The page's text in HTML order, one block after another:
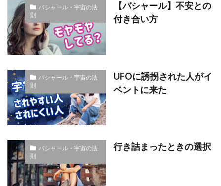
バシャール・宇宙の法
則
【バシャール】不安との
付き合い方
バシャール・宇宙の法
則
UFOに誘拐された人がイ
ベントに来た
バシャール・宇宙の法
則
行き詰まったときの選択